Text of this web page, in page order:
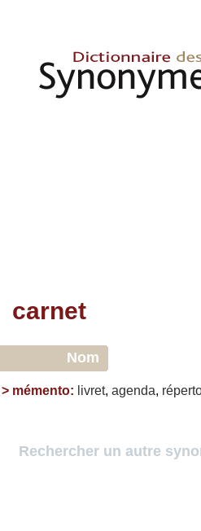
carnet
Nom
> mémento: livret, agenda,
Rechercher un autre